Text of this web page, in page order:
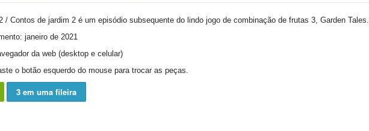
/ Contos de jardim 2 é um episódio subsequente do lindo jogo de combinação de frutas 3, Garden Tales.
janeiro de 2021
da web (desktop e celular)
o botão esquerdo do mouse para trocar as peças.
3 em uma fileira